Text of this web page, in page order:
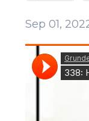
Sep 01,